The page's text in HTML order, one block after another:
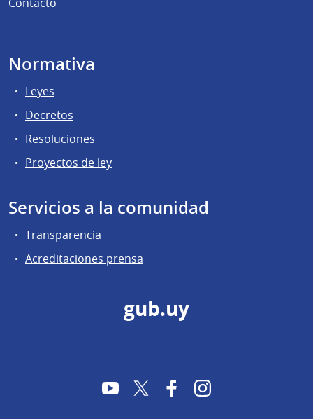
Normativa
Leyes
Decretos
Resoluciones
Proyectos de ley
Servicios a la comunidad
Transparencia
Acreditaciones prensa
gub.uy
YouTubeTwitter FacebookInstagram